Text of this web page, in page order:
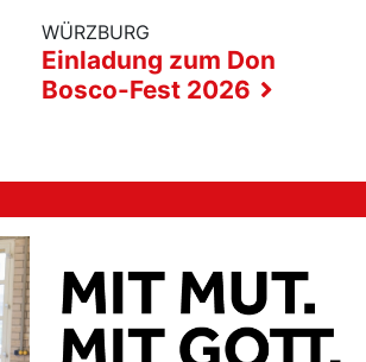
WÜRZBURG
Einladung zum Don
Bosco-Fest 2026